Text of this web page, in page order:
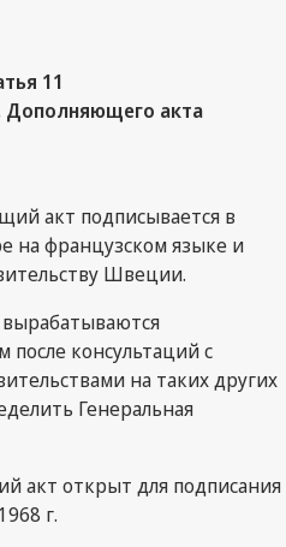
11
Дополняющего акта
акт подписывается в
на французском языке и
Швеции.
консультаций с
на таких других
Генеральная
акт открыт для подписания
г.